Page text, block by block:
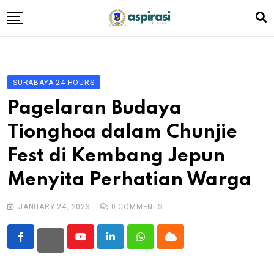
to
Berita
Komen Warga
Podcast
Tentang Kami
SURABAYA 24 HOURS
Pagelaran Budaya
Tionghoa dalam Chunjie
Fest di Kembang Jepun
Menyita Perhatian Warga
JANUARY 24, 2023 0 COMMENTS
YoutubeLinkedInWhatsappCloud